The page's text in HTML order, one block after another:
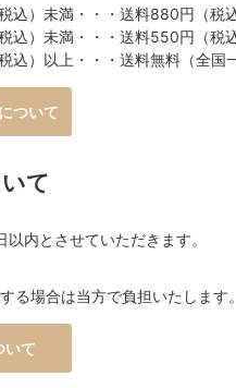
込）未満・・・送料880円（税
込）未満・・・送料550円（税
込）以上・・・送料無料（全国
ついて
て
以内とさせていただきます。
る場合は当方で負担いたします。
いて